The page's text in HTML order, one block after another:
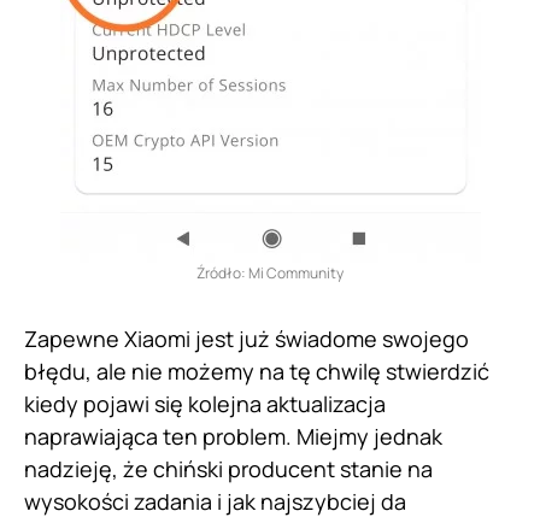
Źródło: Mi Community
Zapewne Xiaomi jest już świadome swojego
błędu, ale nie możemy na tę chwilę stwierdzić
kiedy pojawi się kolejna aktualizacja
naprawiająca ten problem. Miejmy jednak
nadzieję, że chiński producent stanie na
wysokości zadania i jak najszybciej da